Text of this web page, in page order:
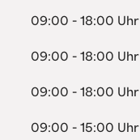
09:00 - 18:00 Uhr
09:00 - 18:00 Uhr
09:00 - 18:00 Uhr
09:00 - 15:00 Uhr